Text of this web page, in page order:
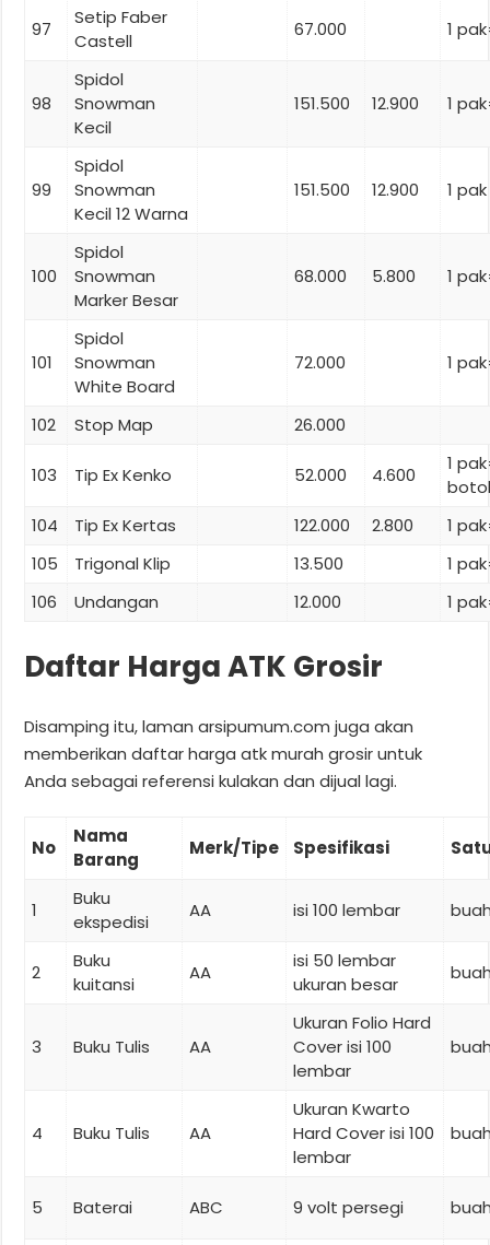
97
Setip Faber
Castell
67.000 1
98
Spidol
Snowman
Kecil
151.500 12.900 1
99
Spidol
Snowman
Kecil 12 Warna
151.500 12.900 1
100
Spidol
Snowman
Marker Besar
68.000 5.800 1
101
Spidol
Snowman
White Board
72.000 1
102 Stop Map 26.000
103 Tip Ex Kenko 52.000 4.600
1
104
Tip Ex Kertas 122.000 2.800
1
105
Trigonal Klip 13.500
1
106
Undangan 12.000 1
Daftar Harga ATK Grosir
Disamping itu, laman arsipumum.com juga akan
memberikan daftar harga atk murah grosir untuk
Anda sebagai referensi kulakan dan dijual lagi.
No
Nama
Barang
Merk/Tipe Spesifikasi
1
Buku
ekspedisi
AA isi 100 lembar
2
Buku
kuitansi
AA
isi 50 lembar
ukuran besar
3 Buku Tulis AA
Ukuran Folio Hard
Cover isi 100
lembar
4 Buku Tulis AA
Ukuran Kwarto
Hard Cover isi 100
lembar
5 Baterai ABC 9 volt persegi